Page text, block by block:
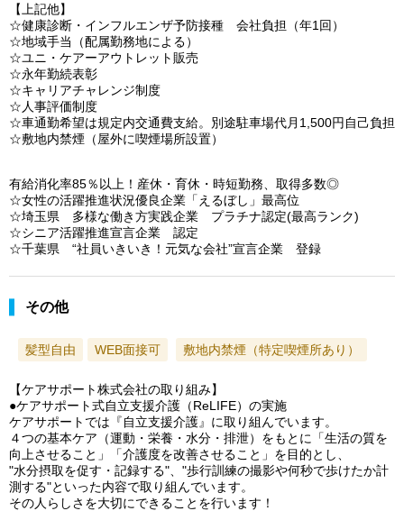
【上記他】
☆健康診断・インフルエンザ予防接種 会社負担（年1回）
☆地域手当（配属勤務地による）
☆ユニ・ケアーアウトレット販売
☆永年勤続表彰
☆キャリアチャレンジ制度
☆人事評価制度
☆車通勤希望は規定内交通費支給。別途駐車場代月1,500円自己負担
☆敷地内禁煙（屋外に喫煙場所設置）
有給消化率85％以上！産休・育休・時短勤務、取得多数◎
☆女性の活躍推進状況優良企業「えるぼし」最高位
☆埼玉県 多様な働き方実践企業 プラチナ認定(最高ランク)
☆シニア活躍推進宣言企業 認定
☆千葉県 “社員いきいき！元気な会社”宣言企業 登録
その他
髪型自由 WEB面接可 敷地内禁煙（特定喫煙所あり）
【ケアサポート株式会社の取り組み】
●ケアサポート式自立支援介護（ReLIFE）の実施
ケアサポートでは『自立支援介護』に取り組んでいます。
４つの基本ケア（運動・栄養・水分・排泄）をもとに「生活の質を
向上させること」「介護度を改善させること」を目的とし、
"水分摂取を促す・記録する"、"歩行訓練の撮影や何秒で歩けたか計
測する"といった内容で取り組んでいます。
その人らしさを大切にできることを行います！